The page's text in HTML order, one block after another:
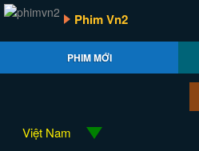
Phim Vn2
PHIM MỚI
Việt Nam